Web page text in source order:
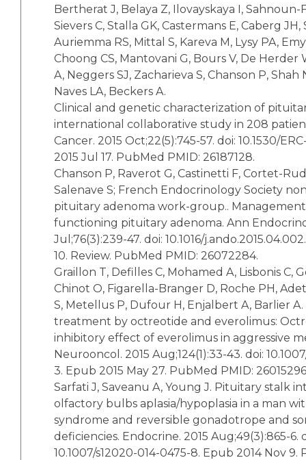
Bertherat J, Belaya Z, Ilovayskaya I, Sahnoun-
Sievers C, Stalla GK, Castermans E, Caberg JH,
Auriemma RS, Mittal S, Kareva M, Lysy PA,
Choong CS, Mantovani G, Bours V, De Herder
A, Neggers SJ, Zacharieva S, Chanson P, Shah
Naves LA, Beckers A.
Clinical and genetic characterization of
international collaborative study in 208
Cancer. 2015 Oct;22(5):745-57. doi: 10.1530/
2015 Jul 17. PubMed PMID: 26187128.
Chanson P, Raverot G, Castinetti F, Cortet-
Salenave S; French Endocrinology Society
pituitary adenoma work-group..
functioning pituitary adenoma. Ann
Jul;76(3):239-47. doi: 10.1016/
10. Review. PubMed PMID: 26072284.
Graillon T, Defilles C, Mohamed A, Lisbonis C,
Chinot O, Figarella-Branger D, Roche PH,
S, Metellus P, Dufour H, Enjalbert A, Barlier
treatment by octreotide and everolimus:
inhibitory effect of everolimus in aggressive
Neurooncol. 2015 Aug;124(1):33-43. doi:
3. Epub 2015 May 27. PubMed PMID:
Sarfati J, Saveanu A, Young J. Pituitary stalk
olfactory bulbs aplasia/hypoplasia in a man
syndrome and reversible gonadotrope and
deficiencies. Endocrine. 2015 Aug;49(3):865-6.
10.1007/s12020-014-0475-8. Epub 2014 Nov 9.